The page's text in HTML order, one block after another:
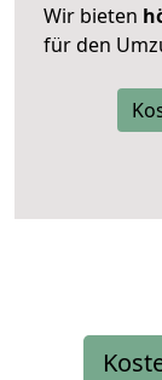
Wir bieten
für den